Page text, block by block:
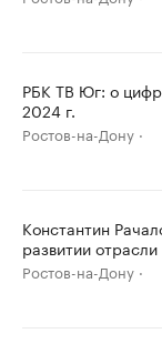
РБК ТВ Юг: о
2024 г.
Ростов-на-Дону
Константин
развитии отрасли
Ростов-на-Дону